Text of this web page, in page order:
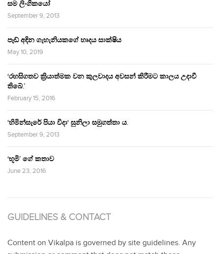
සම ලිංගිකයෝ
September 9, 2013
පෑඩ් අඳින ගැහැනියකගේ හෘදය සාක්ෂිය
May 10, 2019
‘රහසිගතව ක්‍රියාත්මක වන කුලවාදය අවසන් කිරීමට කාලය උදාවී
තිබේ.’
February 15, 2016
‘හිමින්සැරේ පියා විදා‘ සුනිලා සමුගත්තා ය.
September 9, 2013
‘භූමි’ ගේ කතාව
June 23, 2016
GUIDELINES & CONTACT
Content on Vikalpa is governed by site guidelines. Any